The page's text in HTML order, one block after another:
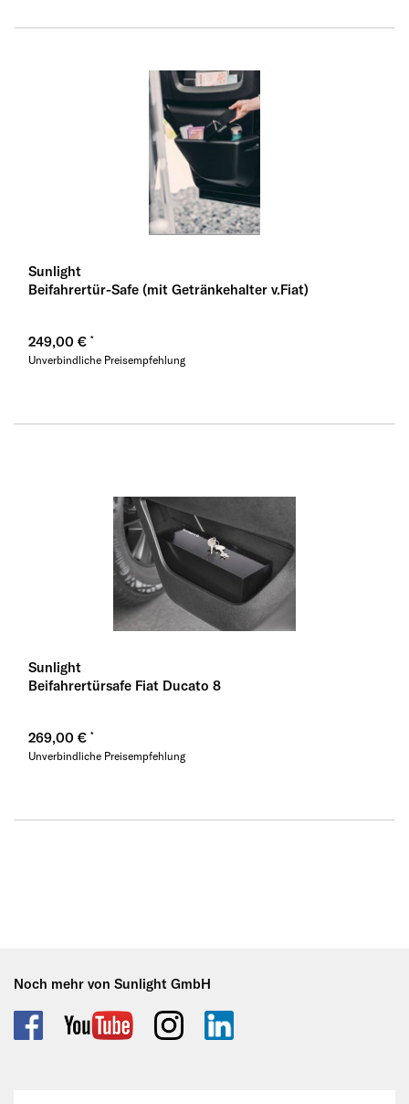
Sunlight
Beifahrertür-Safe (mit Getränkehalter v.Fiat)
249,00 €
Unverbindliche Preisempfehlung
Sunlight
Beifahrertürsafe Fiat Ducato 8
269,00 €
Unverbindliche Preisempfehlung
Noch mehr von Sunlight GmbH